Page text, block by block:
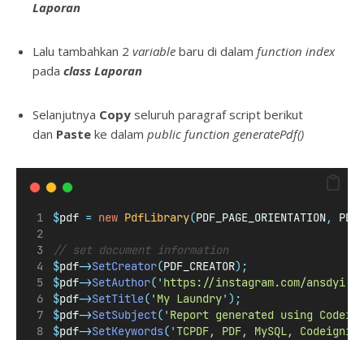
Laporan
Lalu tambahkan 2 variable baru di dalam function index
pada class Laporan
Selanjutnya Copy seluruh paragraf script berikut
dan Paste ke dalam public function generatePdf()
$pdf = new PdfLibrary(PDF_PAGE_ORIENTATION,
// set document information
$pdf->SetCreator(PDF_CREATOR);
$pdf->SetAuthor( ' https://instagram.com/ansdyi'
$pdf->SetTitle( ' My Laundry' );
$pdf->SetSubject( ' Report generated using
$pdf->SetKeywords( 'TCPDF, PDF, MySQL,